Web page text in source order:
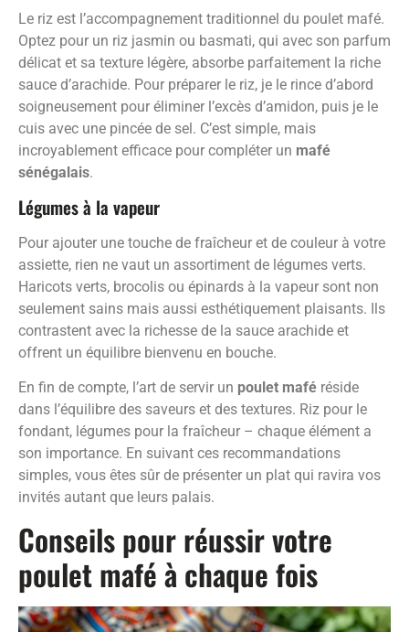
Le riz est l’accompagnement traditionnel du poulet mafé.
Optez pour un riz jasmin ou basmati, qui avec son parfum
délicat et sa texture légère, absorbe parfaitement la riche
sauce d’arachide. Pour préparer le riz, je le rince d’abord
soigneusement pour éliminer l’excès d’amidon, puis je le
cuis avec une pincée de sel. C’est simple, mais
incroyablement efficace pour compléter un mafé
sénégalais.
Légumes à la vapeur
Pour ajouter une touche de fraîcheur et de couleur à votre
assiette, rien ne vaut un assortiment de légumes verts.
Haricots verts, brocolis ou épinards à la vapeur sont non
seulement sains mais aussi esthétiquement plaisants. Ils
contrastent avec la richesse de la sauce arachide et
offrent un équilibre bienvenu en bouche.
En fin de compte, l’art de servir un poulet mafé réside
dans l’équilibre des saveurs et des textures. Riz pour le
fondant, légumes pour la fraîcheur – chaque élément a
son importance. En suivant ces recommandations
simples, vous êtes sûr de présenter un plat qui ravira vos
invités autant que leurs palais.
Conseils pour réussir votre
poulet mafé à chaque fois